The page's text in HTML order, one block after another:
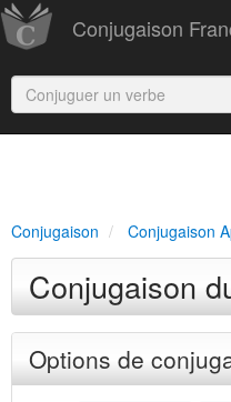
Conjugaison
Conjugaison Conjugaison
Conjugaison
Options de